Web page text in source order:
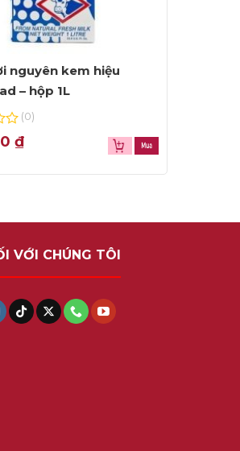
nguyên kem hiệu
– hộp 1L
(0)
₫
VỚI CHÚNG TÔI